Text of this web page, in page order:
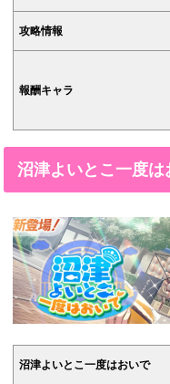
攻略情報
報酬キャラ
沼津よいとこ一度は
沼津よいとこ一度はおいで